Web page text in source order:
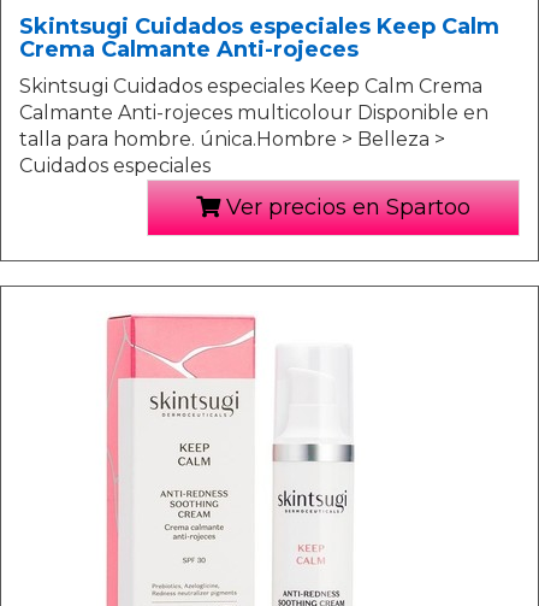
Skintsugi Cuidados especiales Keep Calm
Crema Calmante Anti-rojeces
Skintsugi Cuidados especiales Keep Calm Crema
Calmante Anti-rojeces multicolour Disponible en
talla para hombre. única.Hombre > Belleza >
Cuidados especiales
Ver precios en Spartoo